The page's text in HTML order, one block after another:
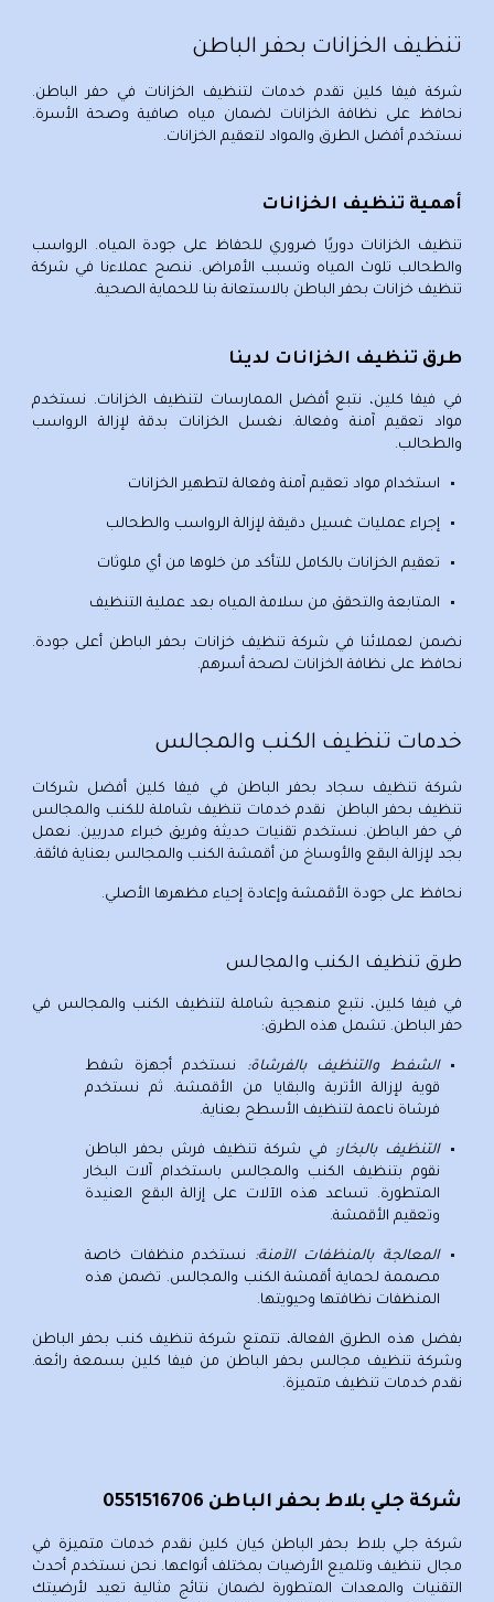
تنظيف الخزانات بحفر الباطن
شركة فيفا كلين تقدم خدمات لتنظيف الخزانات في حفر الباطن.
نحافظ على نظافة الخزانات لضمان مياه صافية وصحة الأسرة.
نستخدم أفضل الطرق والمواد لتعقيم الخزانات.
أهمية تنظيف الخزانات
تنظيف الخزانات دوريًا ضروري للحفاظ على جودة المياه. الرواسب
والطحالب تلوث المياه وتسبب الأمراض. ننصح عملاءنا في شركة
تنظيف خزانات بحفر الباطن بالاستعانة بنا للحماية الصحية.
طرق تنظيف الخزانات لدينا
في فيفا كلين، نتبع أفضل الممارسات لتنظيف الخزانات. نستخدم
مواد تعقيم آمنة وفعالة. نغسل الخزانات بدقة لإزالة الرواسب
والطحالب.
استخدام مواد تعقيم آمنة وفعالة لتطهير الخزانات
إجراء عمليات غسيل دقيقة لإزالة الرواسب والطحالب
تعقيم الخزانات بالكامل للتأكد من خلوها من أي ملوثات
المتابعة والتحقق من سلامة المياه بعد عملية التنظيف
نضمن لعملائنا في شركة تنظيف خزانات بحفر الباطن أعلى جودة.
نحافظ على نظافة الخزانات لصحة أسرهم.
خدمات تنظيف الكنب والمجالس
شركة تنظيف سجاد بحفر الباطن في فيفا كلين
أفضل شركات
تنظيف بحفر الباطن نقدم خدمات تنظيف شاملة للكنب والمجالس
في حفر الباطن. نستخدم تقنيات حديثة وفريق خبراء مدربين. نعمل
بجد لإزالة البقع والأوساخ من أقمشة الكنب والمجالس بعناية فائقة.
نحافظ على جودة الأقمشة وإعادة إحياء مظهرها الأصلي.
طرق تنظيف الكنب والمجالس
في فيفا كلين، نتبع منهجية شاملة لتنظيف الكنب والمجالس في
حفر الباطن. تشمل هذه الطرق:
الشفط والتنظيف بالفرشاة: نستخدم أجهزة شفط
قوية لإزالة الأتربة والبقايا من الأقمشة. ثم نستخدم
فرشاة ناعمة لتنظيف الأسطح بعناية.
التنظيف بالبخار: في شركة تنظيف فرش بحفر الباطن
نقوم بتنظيف الكنب والمجالس باستخدام آلات البخار
المتطورة. تساعد هذه الآلات على إزالة البقع العنيدة
وتعقيم الأقمشة.
المعالجة بالمنظفات الآمنة: نستخدم منظفات خاصة
مصممة لحماية أقمشة الكنب والمجالس. تضمن هذه
المنظفات نظافتها وحيويتها.
بفضل هذه الطرق الفعالة، تتمتع شركة تنظيف كنب بحفر الباطن
وشركة تنظيف مجالس بحفر الباطن من فيفا كلين بسمعة رائعة.
نقدم خدمات تنظيف متميزة.
شركة جلي بلاط بحفر الباطن 0551516706
شركة جلي بلاط بحفر الباطن كيان كلين نقدم خدمات متميزة في
مجال تنظيف وتلميع الأرضيات بمختلف أنواعها. نحن نستخدم أحدث
التقنيات والمعدات المتطورة لضمان نتائج مثالية تعيد لأرضيتك